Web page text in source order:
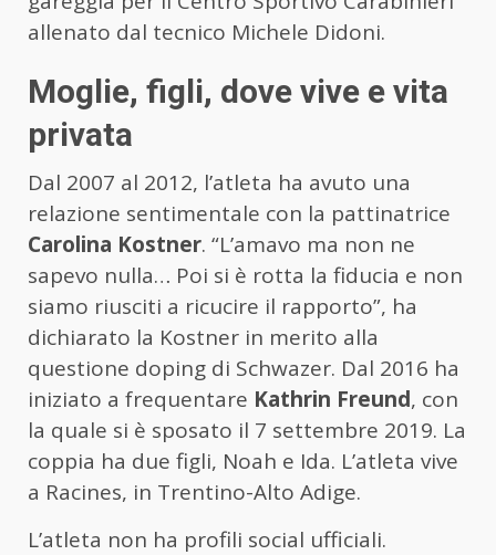
allenato dal tecnico Michele Didoni.
Moglie, figli, dove vive e vita
privata
Dal 2007 al 2012, l’atleta ha avuto una
relazione sentimentale con la pattinatrice
Carolina Kostner. “L’amavo ma non ne
sapevo nulla… Poi si è rotta la fiducia e non
siamo riusciti a ricucire il rapporto”, ha
dichiarato la Kostner in merito alla
questione doping di Schwazer. Dal 2016 ha
iniziato a frequentare Kathrin Freund, con
la quale si è sposato il 7 settembre 2019. La
coppia ha due figli, Noah e Ida. L’atleta vive
a Racines, in Trentino-Alto Adige.
L’atleta non ha profili social ufficiali.